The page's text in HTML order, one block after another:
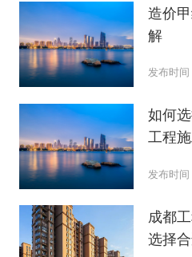
造价
解
发布时
如何
工程
发布时
成都
选择